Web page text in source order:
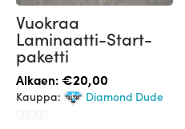
Vuokraa
Laminaatti-Start-
paketti
Alkaen:€20,00
Kauppa: Diamond Dude